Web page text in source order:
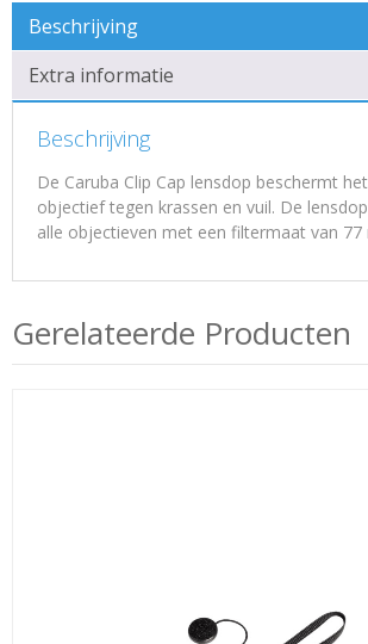
Beschrijving
Extra informatie
Beschrijving
De Caruba Clip Cap lensdop beschermt
objectief tegen krassen en vuil. De
alle objectieven met een filtermaat van 77
Gerelateerde Producten